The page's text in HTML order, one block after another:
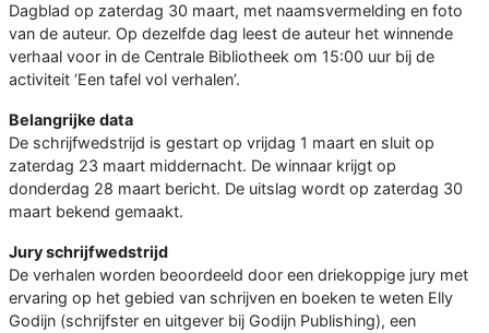
Dagblad op zaterdag 30 maart, met naamsvermelding en foto
van de auteur. Op dezelfde dag leest de auteur het winnende
verhaal voor in de Centrale Bibliotheek om 15:00 uur bij de
activiteit ‘Een tafel vol verhalen’.
Belangrijke data
De schrijfwedstrijd is gestart op vrijdag 1 maart en sluit op
zaterdag 23 maart middernacht. De winnaar krijgt op
donderdag 28 maart bericht. De uitslag wordt op zaterdag 30
maart bekend gemaakt.
Jury schrijfwedstrijd
De verhalen worden beoordeeld door een driekoppige jury met
ervaring op het gebied van schrijven en boeken te weten Elly
Godijn (schrijfster en uitgever bij Godijn Publishing), een